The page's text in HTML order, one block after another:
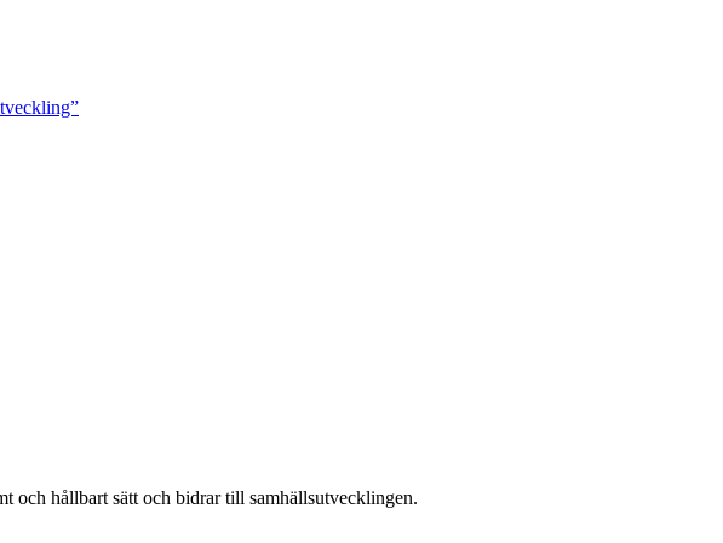
och hållbart sätt och bidrar till samhällsutvecklingen.